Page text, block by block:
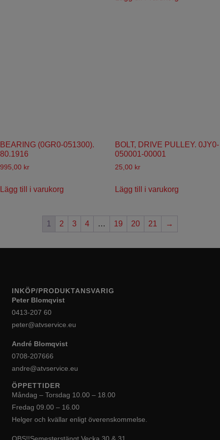
BEARING (0GR0-051300).
80.1916
995,00 kr
Lägg till i varukorg
BOLT, DRIVE PULLEY. 0JY0-
050001-00001
25,00 kr
Lägg till i varukorg
1 2 3 4 … 19 20 21 →
INKÖP/PRODUKTANSVARIG
Peter Blomqvist
0413-207 60
peter@atvservice.eu
André Blomqvist
0708-207666
andre@atvservice.eu
ÖPPETTIDER
Måndag – Torsdag 10.00 – 18.00
Fredag 09.00 – 16.00
Helger och kvällar enligt överenskommelse.